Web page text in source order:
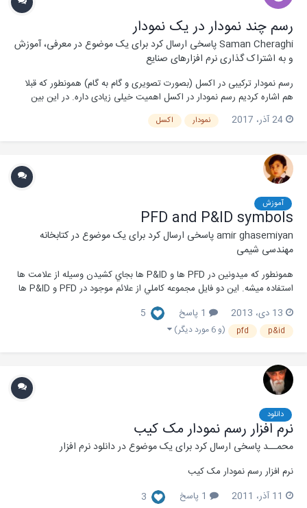
رسم چند نمودار در یک نمودار
Saman Cheraghiپاسخی ارسال کرد برای یک موضوع درمعرفی، آموزش
و به اشتراک گذاری نرم افزارهای صنایع
رسم نمودار ترکیبی در اکسل (بصورت تصویری و گام به گام) همونطور که قبلا
هم اشاره کردیم رسم نمودار در اکسل اهمیت خیلی زیادی داره. در این بین
رسم نمودارهای ترکیبی یا اصطلاحا رسم چند نموداردر یک نمودار (رسم نمودار
مقایسه ای در اکسل) جذابیت زیادی داره. چرا که همونطور که گفتیم یکی از
24 آذر، 2017 نمودار اکسل
آموزش
PFD and P&ID symbols
amir ghasemiyanپاسخی ارسال کرد برای یک موضوع درکتابخانه
مهندسی شیمی
همونطور كه ميدونين در PFD ها و P&ID ها بجاي كشيدن وسيله از علامت ها
استفاده ميشه. اين دو فايل مجموعه كاملي از علائم موجود در PFD و P&ID ها
3.pdf
13 دی، 2013 1 پاسخ 5
p&id
pfd (و 6 مورد دیگر)
دانلود
نرم افزار رسم نمودار مک کیب
محمــدپاسخی ارسال کرد برای یک موضوع دردانلود نرم افزار
نرم افزار رسم نمودار مک کیب
11 آذر، 2011
1 پاسخ 3